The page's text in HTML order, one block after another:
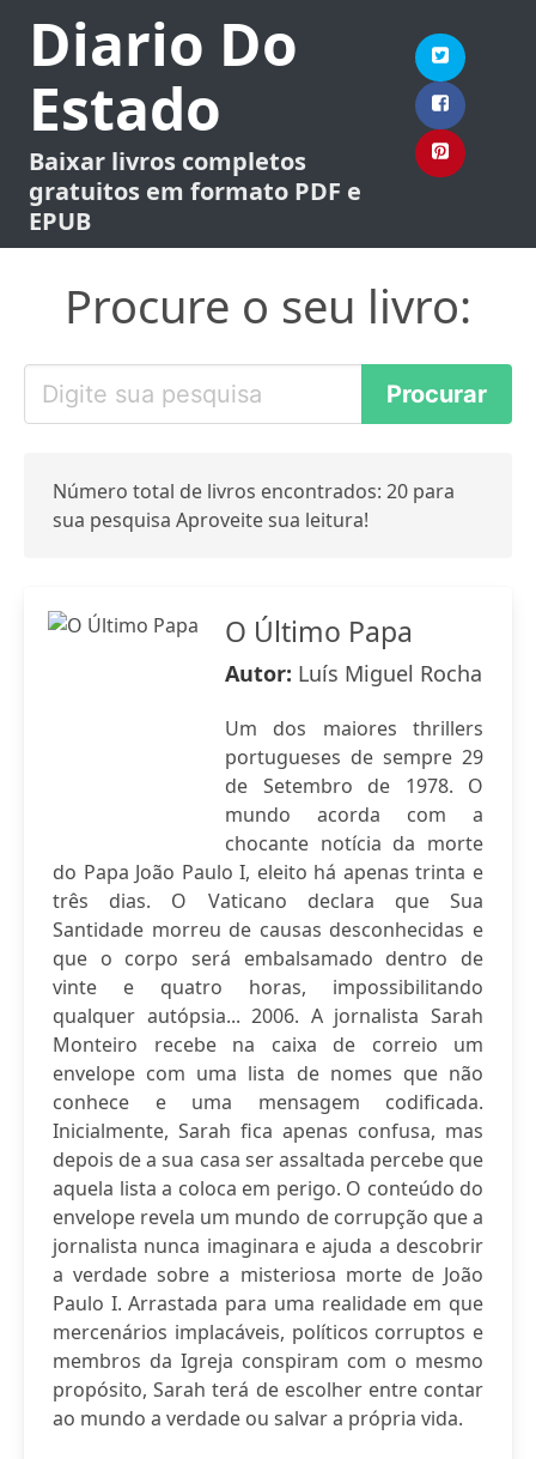
Diario Do
Estado
Baixar livros completos
gratuitos em formato PDF e
EPUB
Procure o seu livro:
Número total de livros encontrados: 20 para
sua pesquisa Aproveite sua leitura!
O Último Papa
Autor: Luís Miguel Rocha
Um dos maiores thrillers
portugueses de sempre 29
de Setembro de 1978. O
mundo acorda com a
chocante notícia da morte
do Papa João Paulo I, eleito há apenas trinta e
três dias. O Vaticano declara que Sua
Santidade morreu de causas desconhecidas e
que o corpo será embalsamado dentro de
vinte e quatro horas, impossibilitando
qualquer autópsia... 2006. A jornalista Sarah
Monteiro recebe na caixa de correio um
envelope com uma lista de nomes que não
conhece e uma mensagem codificada.
Inicialmente, Sarah fica apenas confusa, mas
depois de a sua casa ser assaltada percebe que
aquela lista a coloca em perigo. O conteúdo do
envelope revela um mundo de corrupção que a
jornalista nunca imaginara e ajuda a descobrir
a verdade sobre a misteriosa morte de João
Paulo I. Arrastada para uma realidade em que
mercenários implacáveis, políticos corruptos e
membros da Igreja conspiram com o mesmo
propósito, Sarah terá de escolher entre contar
ao mundo a verdade ou salvar a própria vida.